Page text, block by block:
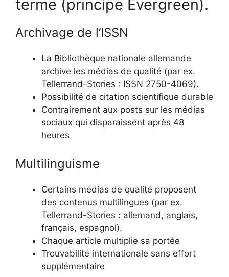
terme (principe Evergreen).
Archivage de l’ISSN
La Bibliothèque nationale allemande
archive les médias de qualité (par ex.
Tellerrand-Stories : ISSN 2750-4069).
Possibilité de citation scientifique durable
Contrairement aux posts sur les médias
sociaux qui disparaissent après 48
heures
Multilinguisme
Certains médias de qualité proposent
des contenus multilingues (par ex.
Tellerrand-Stories : allemand, anglais,
français, espagnol).
Chaque article multiplie sa portée
Trouvabilité internationale sans effort
supplémentaire